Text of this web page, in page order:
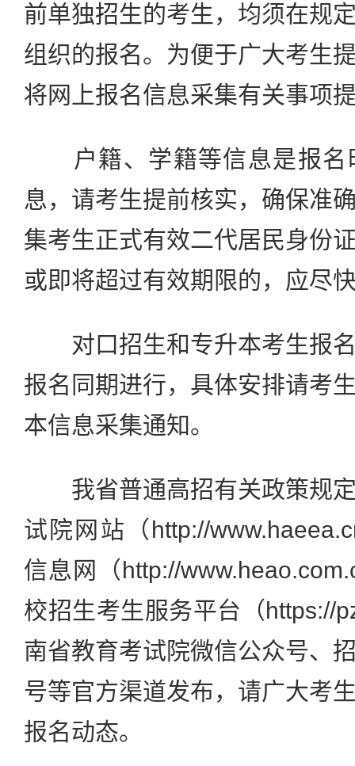
前单独招生的考生，均须在规
组织的报名。为便于广大考生
将网上报名信息采集有关事项
户籍、学籍等信息是报名
息，请考生提前核实，确保准
集考生正式有效二代居民身份
或即将超过有效期限的，应尽
对口招生和专升本考生报名
报名同期进行，具体安排请考
本信息采集通知。
我省普通高招有关政策规定
试院网站（http://
信息网（http://
校招生考生服务平台（https://
南省教育考试院微信公众号、
号等官方渠道发布，请广大考
报名动态。